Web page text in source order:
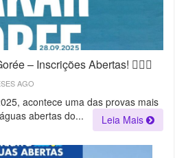
– Inscrições Abertas! 🏊‍♂️✨
AGO
acontece uma das provas mais
abertas do...
Leia Mais